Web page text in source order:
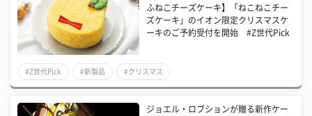
ふねこチーズケーキ】「ねこねこチー
ズケーキ」のイオン限定クリスマスケ
ーキのご予約受付を開始 #Z世代Pick
#Z世代Pick #新製品 #クリスマス
ジョエル・ロブションが贈る新作ケー